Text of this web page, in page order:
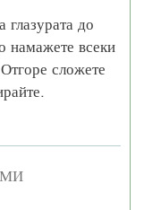
глазурата до
намажете всеки
сложете